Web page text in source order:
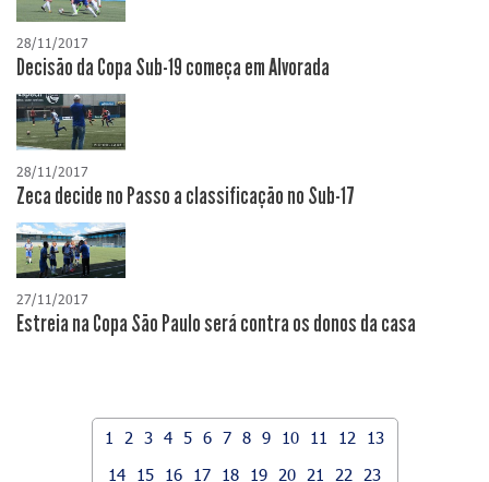
28/11/2017
Decisão da Copa Sub-19 começa em Alvorada
28/11/2017
Zeca decide no Passo a classificação no Sub-17
27/11/2017
Estreia na Copa São Paulo será contra os donos da casa
1 2 3 4 5 6 7 8 9 10 11 12
13
14
15 16 17 18 19 20 21 22
23